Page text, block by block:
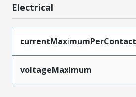
Electrical
currentMaximumPerContact
voltageMaximum